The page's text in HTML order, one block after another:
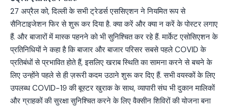
27 अप्रैल को, दिल्ली के सभी ट्रेडर्स एससिएशन ने नियमित रूप से
सैनिटाइजेशन फिर से शुरू कर दिया है. क्या करें और क्या न करें के पोस्टर लगाए
हैं. और बाजारों में मास्क पहनने को भी सुनिश्चित कर रहे हैं. मार्केट एसोसिएशन के
प्रतिनिधियों ने कहा है कि बाजार और बाजार परिसर सबसे पहले COVID के
प्रतिबंधों से प्रभावित होते हैं, इसलिए खराब स्थिति का सामना करने से बचने के
लिए उन्होंने पहले से ही ज़रूरी कदम उठाने शुरू कर दिए हैं. सभी वयस्कों के लिए
उपलब्ध COVID-19 की बूस्टर खुराक के साथ, व्यापारी संघ भी दुकान मालिकों
और ग्राहकों की सुरक्षा सुनिश्चित करने के लिए वैक्सीन शिविरों की योजना बना